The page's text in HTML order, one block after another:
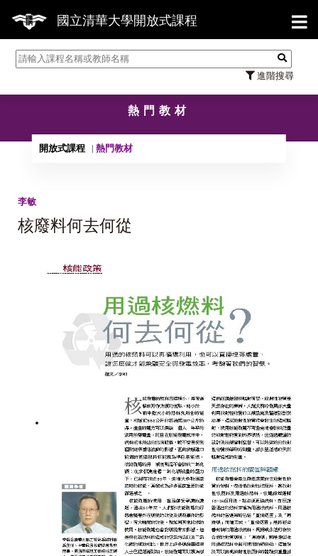
國立清華大學開放式課程
進階搜尋
【
熱門教材
開放式課程 熱門教材
李敏
核廢料何去何從